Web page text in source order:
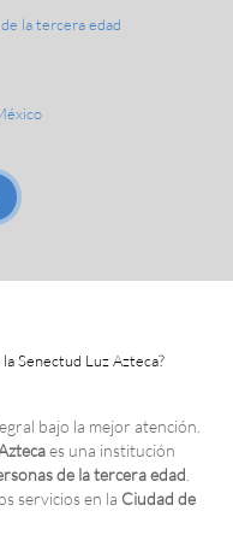
la tercera edad
Senectud Luz Azteca?
bajo la mejor atención.
es una institución
de la tercera edad
servicios en la Ciudad de